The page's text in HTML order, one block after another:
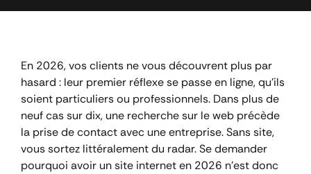
En 2026, vos clients ne vous découvrent plus par
hasard : leur premier réflexe se passe en ligne, qu’ils
soient particuliers ou professionnels. Dans plus de
neuf cas sur dix, une recherche sur le web précède
la prise de contact avec une entreprise. Sans site,
vous sortez littéralement du radar. Se demander
pourquoi avoir un site internet en 2026 n’est donc